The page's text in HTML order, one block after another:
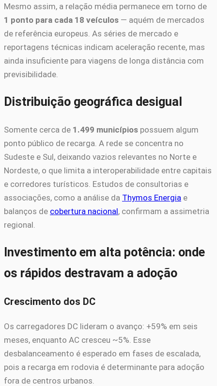
Mesmo assim, a relação média permanece em torno de
1 ponto para cada 18 veículos — aquém de mercados
de referência europeus. As séries de mercado e
reportagens técnicas indicam aceleração recente, mas
ainda insuficiente para viagens de longa distância com
previsibilidade.
Distribuição geográfica desigual
Somente cerca de 1.499 municípios possuem algum
ponto público de recarga. A rede se concentra no
Sudeste e Sul, deixando vazios relevantes no Norte e
Nordeste, o que limita a interoperabilidade entre capitais
e corredores turísticos. Estudos de consultorias e
associações, como a análise da Thymos Energia e
balanços de cobertura nacional, confirmam a assimetria
regional.
Investimento em alta potência: onde
os rápidos destravam a adoção
Crescimento dos DC
Os carregadores DC lideram o avanço: +59% em seis
meses, enquanto AC cresceu ~5%. Esse
desbalanceamento é esperado em fases de escalada,
pois a recarga em rodovia é determinante para adoção
fora de centros urbanos.